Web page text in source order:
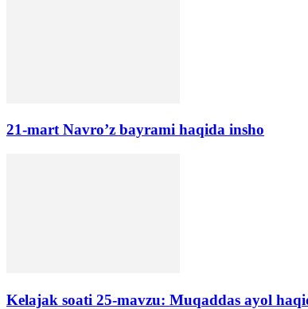
21-mart Navro’z bayrami haqida insho
Kelajak soati 25-mavzu: Muqaddas ayol